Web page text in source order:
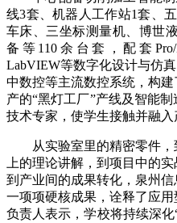
线3套、机器人工作站1套、
车床、三坐标测量机、博世
备等110余台套，配套Pro/
LabVIEW等数字化设计与仿
中数控等主流数控系统，构
产的“黑灯工厂”产线及智能
技术专家，使学生接触并融入
从实验室里的精密零件，
上的理论讲解，到项目中的
到产业间的成果转化，泉州信
一项项硬核成果，诠释了应
负责人表示，学校将持续深